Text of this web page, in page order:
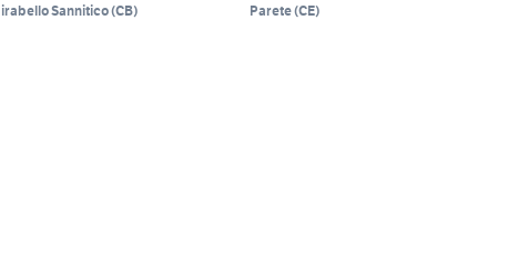
Sannitico(CB) Parete(CE)